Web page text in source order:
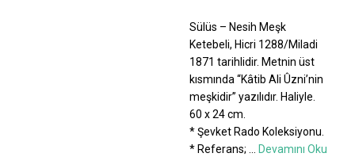
Sülüs – Nesih Meşk
Ketebeli, Hicri 1288/Miladi
1871 tarihlidir. Metnin üst
kısmında “Kâtib Ali Ûzni’nin
meşkidir” yazılıdır. Haliyle.
60 x 24 cm.
* Şevket Rado Koleksiyonu.
* Referans;
Devamını Oku